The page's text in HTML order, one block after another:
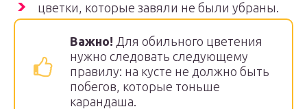
цветки, которые завяли не были убраны.
Важно! Для обильного цветения
нужно следовать следующему
правилу: на кусте не должно быть
побегов, которые тоньше
карандаша.